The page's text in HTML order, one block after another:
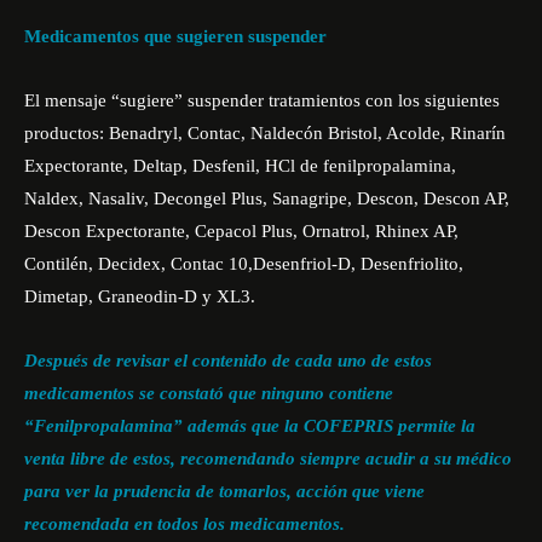
Medicamentos que sugieren suspender
El mensaje “sugiere” suspender tratamientos con los siguientes
productos: Benadryl, Contac, Naldecón Bristol, Acolde, Rinarín
Expectorante, Deltap, Desfenil, HCl de fenilpropalamina,
Naldex, Nasaliv, Decongel Plus, Sanagripe, Descon, Descon AP,
Descon Expectorante, Cepacol Plus, Ornatrol, Rhinex AP,
Contilén, Decidex, Contac 10,Desenfriol-D, Desenfriolito,
Dimetap, Graneodin-D y XL3.
Después de revisar el contenido de cada uno de estos
medicamentos se constató que ninguno contiene
“Fenilpropalamina” además que la COFEPRIS permite la
venta libre de estos, recomendando siempre acudir a su médico
para ver la prudencia de tomarlos, acción que viene
recomendada en todos los medicamentos.